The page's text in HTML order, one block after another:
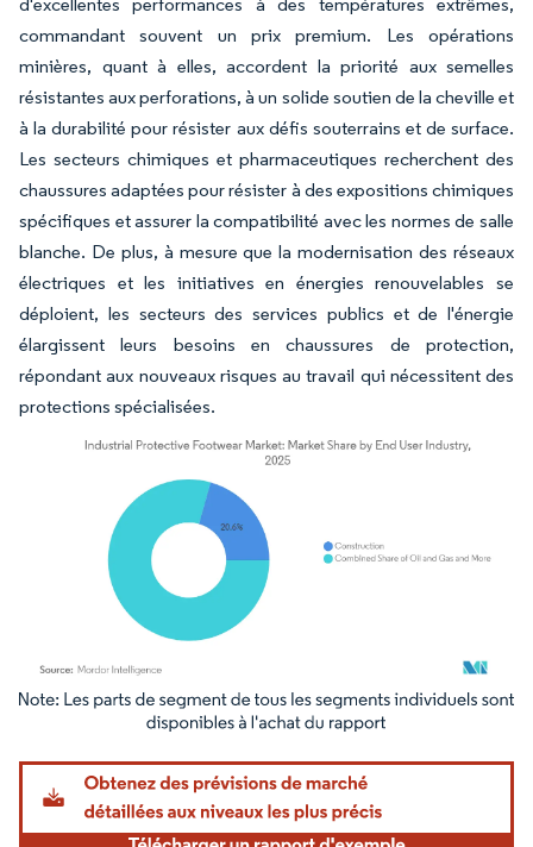
commandant souvent un prix premium. Les opérations
minières, quant à elles, accordent la priorité aux semelles
résistantes aux perforations, à un solide soutien de la cheville et
à la durabilité pour résister aux défis souterrains et de surface.
Les secteurs chimiques et pharmaceutiques recherchent des
chaussures adaptées pour résister à des expositions chimiques
spécifiques et assurer la compatibilité avec les normes de salle
blanche. De plus, à mesure que la modernisation des réseaux
électriques et les initiatives en énergies renouvelables se
déploient, les secteurs des services publics et de l'énergie
élargissent leurs besoins en chaussures de protection,
répondant aux nouveaux risques au travail qui nécessitent des
protections spécialisées.
Image © Mordor Intelligence. La réutilisation nécessite une attribution sous CC BY